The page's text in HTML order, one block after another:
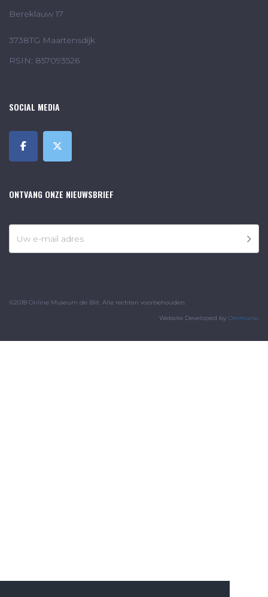
Bereklauw 17
3738TG Maartensdijk
RSIN: 857093526
SOCIAL MEDIA
ONTVANG ONZE NIEUWSBRIEF
©2018 Online Museum de Bilt. Alle rechten voorbehouden.
Website Developed by Ommune